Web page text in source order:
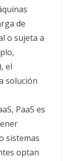
de
o sujeta a
el
solución
PaaS es
sistemas
optan